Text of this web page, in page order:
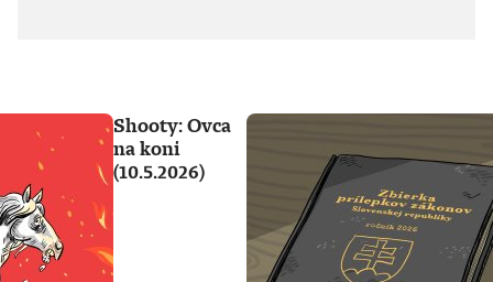
Shooty: Ovca
na koni
(10.5.2026)